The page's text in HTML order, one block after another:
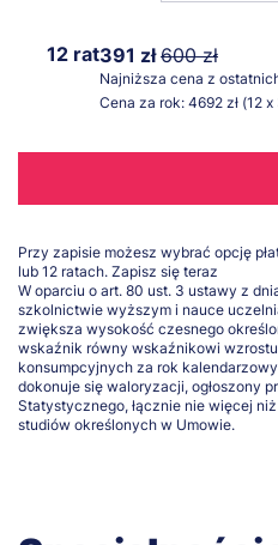
12 rat391 zł600 zł
Najniższa cena z
Cena za rok: 4692 zł (12 x
Przy zapisie możesz wybrać opcję
lub 12 ratach. Zapisz się teraz
W oparciu o art. 80 ust. 3 ustawy z
szkolnictwie wyższym i nauce
zwiększa wysokość czesnego
wskaźnik równy wskaźnikowi wzrostu
konsumpcyjnych za rok
dokonuje się waloryzacji, ogłoszony
Statystycznego, łącznie nie więcej
studiów określonych w Umowie.